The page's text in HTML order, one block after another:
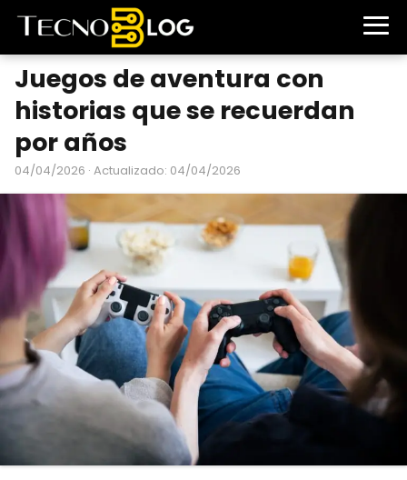
Juegos de aventura con
historias que se recuerdan
por años
04/04/2026 · Actualizado: 04/04/2026